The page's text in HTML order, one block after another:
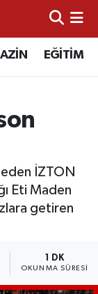
EĞİTİM
İZTON
Eti Maden
getiren
1 DK
OKUNMA SÜRESI